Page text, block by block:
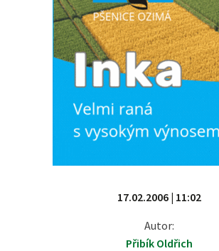
17.02.2006 | 11:02
Autor:
Přibík Oldřich